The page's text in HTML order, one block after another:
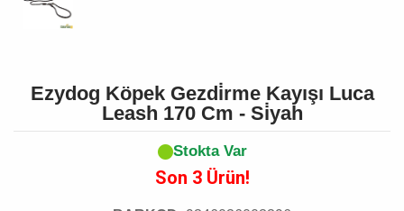
Ezydog Köpek Gezdi̇rme Kayışı Luca
Leash 170 Cm - Si̇yah
Stokta Var
Son 3 Ürün!